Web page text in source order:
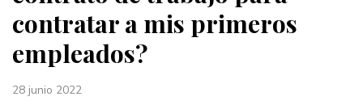
contratar a mis primeros
empleados?
28 junio 2022